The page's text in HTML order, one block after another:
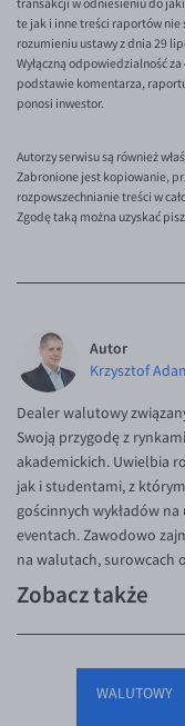
transakcji w odniesieniu do
te jak i inne treści raportów
rozumieniu ustawy z dnia 29
Wyłączną odpowiedzialność
podstawie komentarza,
ponosi inwestor.
Autorzy serwisu są również
Zabronione jest kopiowanie,
rozpowszechnianie treści w
Zgodę taką można uzyskać
Autor
Krzysztof
Dealer walutowy
Swoją przygodę z
akademickich. Uwielbia
jak i studentami, z
gościnnych wykładów
eventach. Zawodowo
na walutach, surowcach
Zobacz także
WALUTOWY